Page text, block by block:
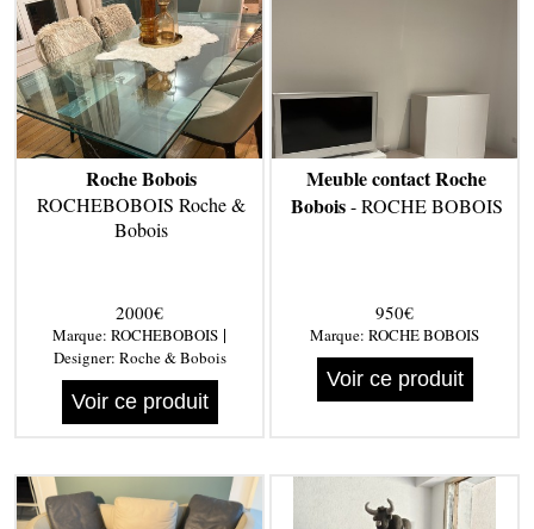
Roche Bobois
ROCHEBOBOIS Roche &
Bobois
2000€
Marque: ROCHEBOBOIS |
Designer: Roche & Bobois
Voir ce produit
Meuble contact Roche
Bobois- ROCHE BOBOIS
950€
Marque: ROCHE BOBOIS
Voir ce produit